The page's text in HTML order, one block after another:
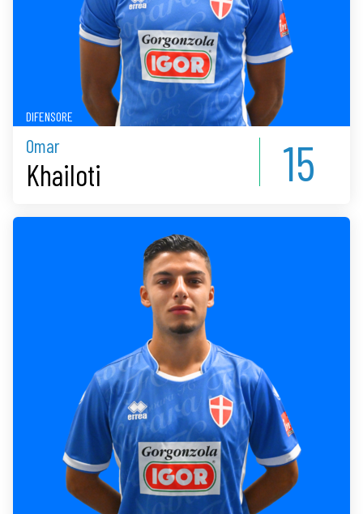
DIFENSORE
Omar
Khailoti 15